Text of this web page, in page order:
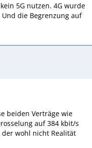
5G nutzen. 4G wurde
die Begrenzung auf
beiden Verträge wie
auf 384 kbit/s
wohl nicht Realität